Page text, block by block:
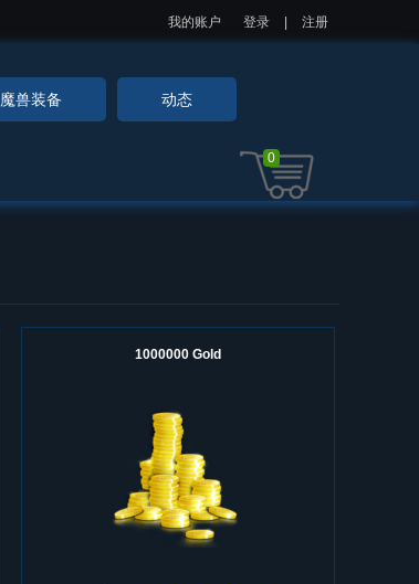
我的账户 登录 注册
魔兽装备 动态
0
1000000 Gold